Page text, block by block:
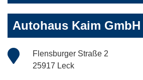
Autohaus Kaim GmbH
Flensburger Straße 2
25917 Leck